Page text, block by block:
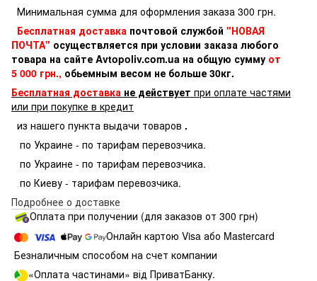
Минимальная сумма для оформления заказа 300 грн.
Бесплатная доставка почтовой службой "НОВАЯ
ПОЧТА" осуществляется при условии заказа любого
товара на сайте Avtopoliv.com.ua на общую сумму от
5 000 грн., обьемным весом не больше 30кг.
Бесплатная доставка не действует при оплате частями
или при покупке в кредит
из нашего пункта выдачи товаров .
по Украине - по тарифам перевозчика.
по Украине - по тарифам перевозчика.
по Киеву - тарифам перевозчика.
Подробнее о доставке
Оплата при получении (для заказов от 300 грн)
Онлайн картою Visa або Mastercard
Безналичным способом на счет компании
«Оплата частинами» від ПриватБанку.